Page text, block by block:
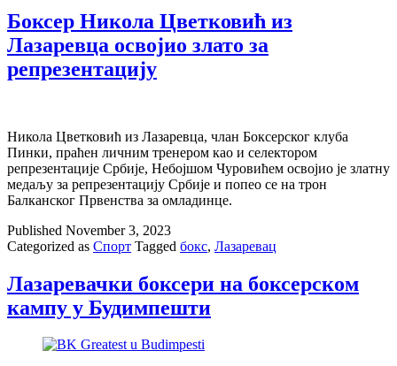
Боксер Никола Цветковић из
Лазаревца освојио злато за
репрезентацију
Никола Цветковић из Лазаревца, члан Боксерског клуба
Пинки, праћен личним тренером као и селектором
репрезентације Србије, Небојшом Чуровићем освојио је златну
медаљу за репрезентацију Србије и попео се на трон
Балканског Првенства за омладинце.
Published November 3, 2023
Categorized as Спорт Tagged бокс, Лазаревац
Лазаревачки боксери на боксерском
кампу у Будимпешти